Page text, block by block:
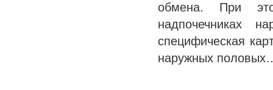
обмена. При
надпочечниках
специфическая
наружных